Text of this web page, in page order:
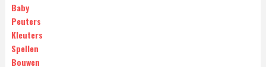
Baby
Peuters
Kleuters
Spellen
Bouwen